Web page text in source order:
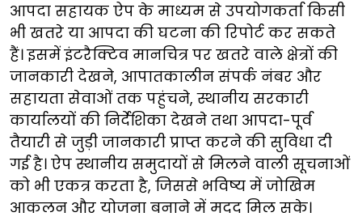
आपदा सहायक ऐप के माध्यम से उपयोगकर्ता किसी
भी खतरे या आपदा की घटना की रिपोर्ट कर सकते
हैं। इसमें इंटरैक्टिव मानचित्र पर खतरे वाले क्षेत्रों की
जानकारी देखने, आपातकालीन संपर्क नंबर और
सहायता सेवाओं तक पहुंचने, स्थानीय सरकारी
कार्यालयों की निर्देशिका देखने तथा आपदा-पूर्व
तैयारी से जुड़ी जानकारी प्राप्त करने की सुविधा दी
गई है। ऐप स्थानीय समुदायों से मिलने वाली सूचनाओं
को भी एकत्र करता है, जिससे भविष्य में जोखिम
आकलन और योजना बनाने में मदद मिल सके।